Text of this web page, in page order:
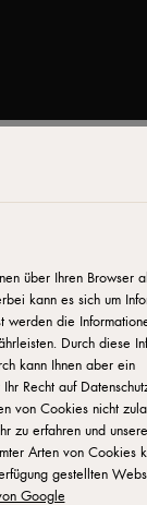
KAUFEN?
über Ihren Browser
kann es sich um
die
Durch diese
kann Ihnen aber ein
Recht auf
von Cookies nicht
zu erfahren und unsere
Arten von Cookies
gestellten
Google